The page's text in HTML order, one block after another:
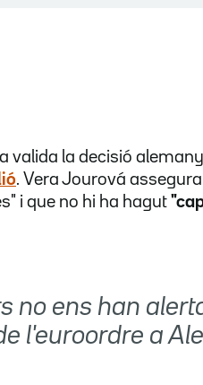
valida la decisió
. Vera Jourová
i que no hi ha hagut
no ens han
l'euroordre a